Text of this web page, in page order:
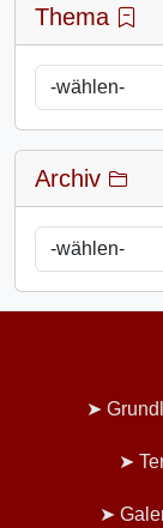
Thema
Archiv